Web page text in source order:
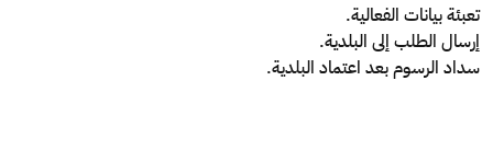
تعبئة بيانات الفعالية.
إرسال الطلب إلى البلدية.
سداد الرسوم بعد اعتماد البلدية.